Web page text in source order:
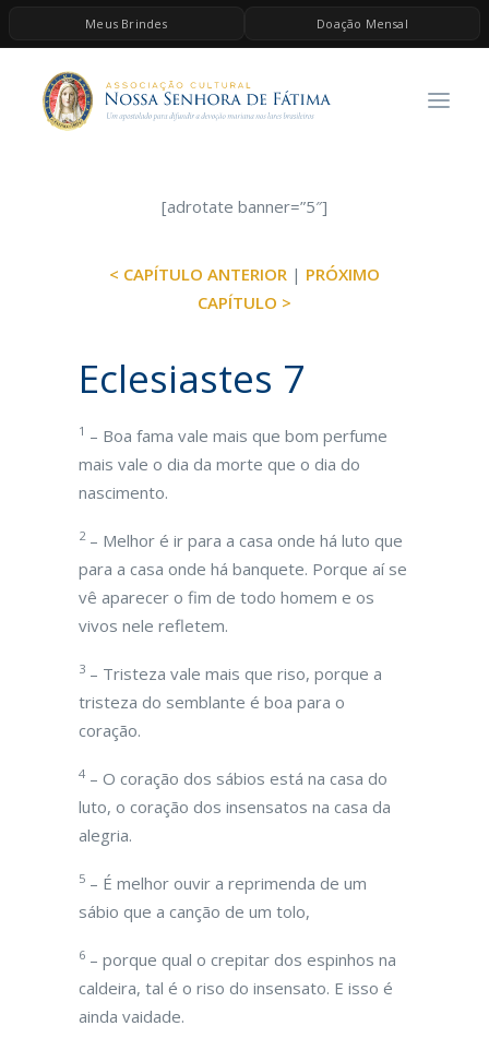
Meus Brindes Doação Mensal
HOME
A ASSOCIAÇÃO
ESPIRITUALIDADE
BRINDES
[adrotate banner=”5″]
< CAPÍTULO ANTERIOR | PRÓXIMO
CAPÍTULO >
Eclesiastes 7
1 – Boa fama vale mais que bom perfume
mais vale o dia da morte que o dia do
nascimento.
2– Melhor é ir para a casa onde há luto que
para a casa onde há banquete. Porque aí se
vê aparecer o fim de todo homem e os
vivos nele refletem.
3 – Tristeza vale mais que riso, porque a
tristeza do semblante é boa para o
coração.
4 – O coração dos sábios está na casa do
luto, o coração dos insensatos na casa da
alegria.
5 – É melhor ouvir a reprimenda de um
sábio que a canção de um tolo,
6 – porque qual o crepitar dos espinhos na
caldeira, tal é o riso do insensato. E isso é
ainda vaidade.